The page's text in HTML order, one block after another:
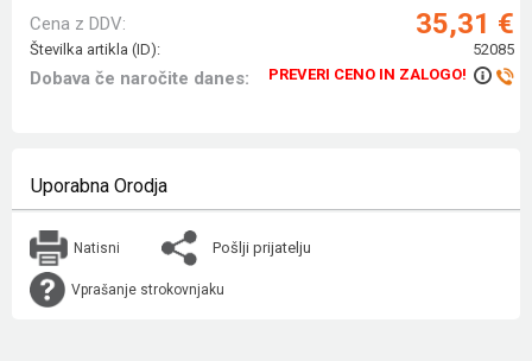
Cena z DDV: 35,31 €
Številka artikla (ID): 52085
Dobava če naročite danes: PREVERI CENO IN ZALOGO!
Uporabna Orodja
Natisni Pošlji prijatelju
Vprašanje strokovnjaku